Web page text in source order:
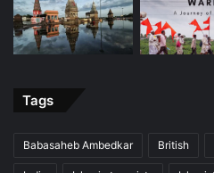
Tags
Babasaheb Ambedkar British